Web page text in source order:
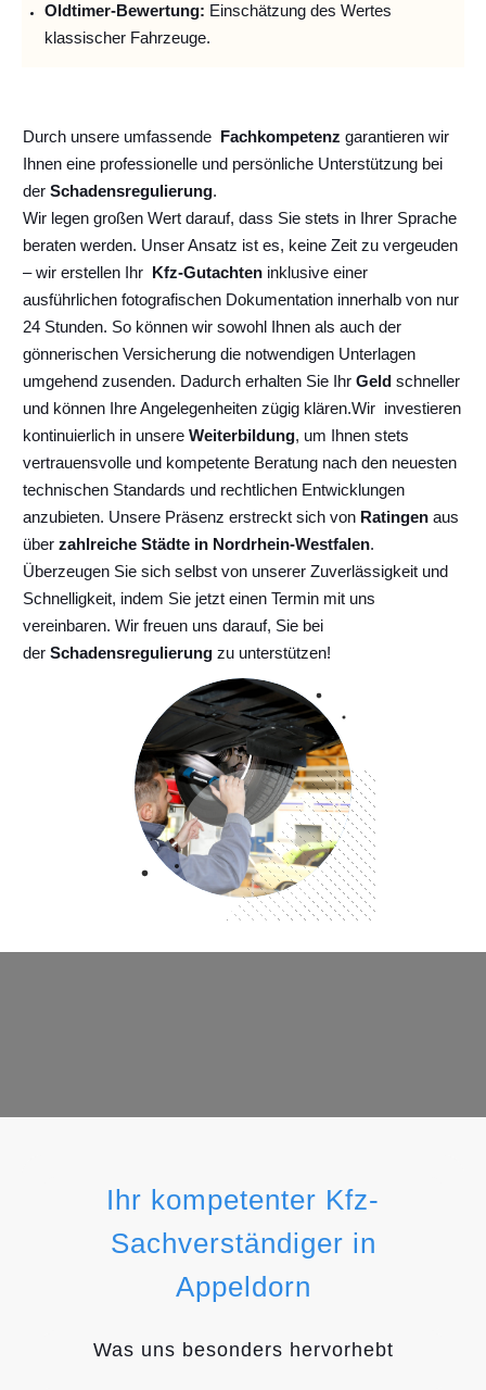
Oldtimer-Bewertung: Einschätzung des Wertes
klassischer Fahrzeuge.
Durch unsere umfassende Fachkompetenz garantieren wir
Ihnen eine professionelle und persönliche Unterstützung bei
der Schadensregulierung.
Wir legen großen Wert darauf, dass Sie stets in Ihrer Sprache
beraten werden. Unser Ansatz ist es, keine Zeit zu vergeuden
– wir erstellen Ihr Kfz-Gutachten inklusive einer
ausführlichen fotografischen Dokumentation innerhalb von nur
24 Stunden. So können wir sowohl Ihnen als auch der
gönnerischen Versicherung die notwendigen Unterlagen
umgehend zusenden. Dadurch erhalten Sie Ihr Geld schneller
und können Ihre Angelegenheiten zügig klären.Wir investieren
kontinuierlich in unsere Weiterbildung, um Ihnen stets
vertrauensvolle und kompetente Beratung nach den neuesten
technischen Standards und rechtlichen Entwicklungen
anzubieten. Unsere Präsenz erstreckt sich von Ratingen aus
über zahlreiche Städte in Nordrhein-Westfalen.
Überzeugen Sie sich selbst von unserer Zuverlässigkeit und
Schnelligkeit, indem Sie jetzt einen Termin mit uns
vereinbaren. Wir freuen uns darauf, Sie bei
der Schadensregulierung zu unterstützen!
Ihr kompetenter Kfz-
Sachverständiger in
Appeldorn
Was uns besonders hervorhebt